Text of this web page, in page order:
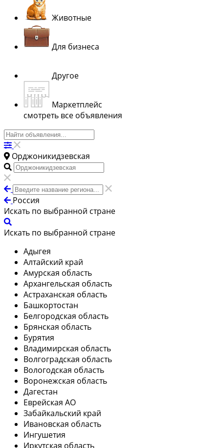
Животные
Для бизнеса
Другое
Маркетплейс
смотреть все объявления
Орджоникидзевская
Россия
Искать по выбранной стране
Искать по выбранной стране
Адыгея
Алтайский край
Амурская область
Архангельская область
Астраханская область
Башкортостан
Белгородская область
Брянская область
Бурятия
Владимирская область
Волгоградская область
Вологодская область
Воронежская область
Дагестан
Еврейская АО
Забайкальский край
Ивановская область
Ингушетия
Иркутская область